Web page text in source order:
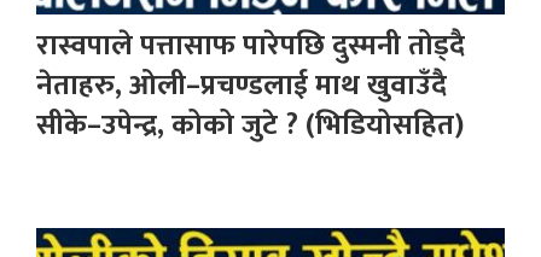
रास्वपाले पत्तासाफ पारेपछि दुस्मनी तोड्दै
नेताहरु, ओली–प्रचण्डलाई माथ खुवाउँदै
सीके–उपेन्द्र, कोको जुटे ? (भिडियोसहित)